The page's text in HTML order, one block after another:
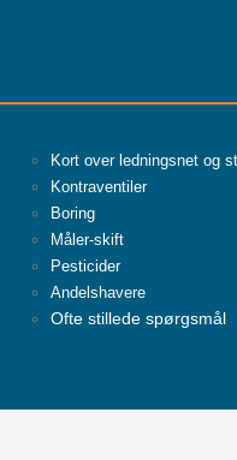
Kort over ledningsnet og
Kontraventiler
Boring
Måler-skift
Pesticider
Andelshavere
Ofte stillede spørgsmål